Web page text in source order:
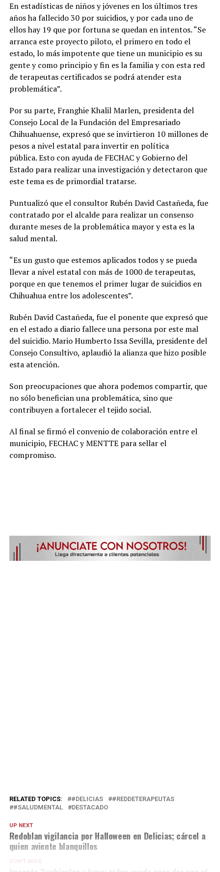
En estadísticas de niños y jóvenes en los últimos tres
años ha fallecido 30 por suicidios, y por cada uno de
ellos hay 19 que por fortuna se quedan en intentos. “Se
arranca este proyecto piloto, el primero en todo el
estado, lo más impotente que tiene un municipio es su
gente y como principio y fin es la familia y con esta red
de terapeutas certificados se podrá atender esta
problemática”.
Por su parte, Franghie Khalil Marlen, presidenta del
Consejo Local de la Fundación del Empresariado
Chihuahuense, expresó que se invirtieron 10 millones de
pesos a nivel estatal para invertir en política
pública. Esto con ayuda de FECHAC y Gobierno del
Estado para realizar una investigación y detectaron que
este tema es de primordial tratarse.
Puntualizó que el consultor Rubén David Castañeda, fue
contratado por el alcalde para realizar un consenso
durante meses de la problemática mayor y esta es la
salud mental.
“Es un gusto que estemos aplicados todos y se pueda
llevar a nivel estatal con más de 1000 de terapeutas,
porque en que tenemos el primer lugar de suicidios en
Chihuahua entre los adolescentes”.
Rubén David Castañeda, fue el ponente que expresó que
en el estado a diario fallece una persona por este mal
del suicidio. Mario Humberto Issa Sevilla, presidente del
Consejo Consultivo, aplaudió la alianza que hizo posible
esta atención.
Son preocupaciones que ahora podemos compartir, que
no sólo benefician una problemática, sino que
contribuyen a fortalecer el tejido social.
Al final se firmó el convenio de colaboración entre el
municipio, FECHAC y MENTTE para sellar el
compromiso.
RELATED TOPICS: #DELICIAS
#REDDETERAPEUTAS
#SALUDMENTAL
DESTACADO
UP NEXT
Redoblan vigilancia por Halloween en Delicias; cárcel a
quien aviente blanquillos
DON'T MISS